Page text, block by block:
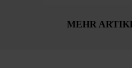
MEHR